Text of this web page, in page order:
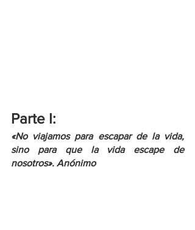
Parte I:
«No viajamos para escapar de la vida,
sino para que la vida escape de
nosotros». Anónimo